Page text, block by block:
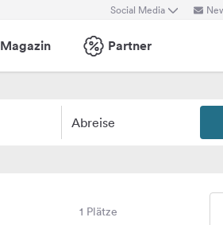
Social Media
Magazin Partner
Abreise
1 Plätze